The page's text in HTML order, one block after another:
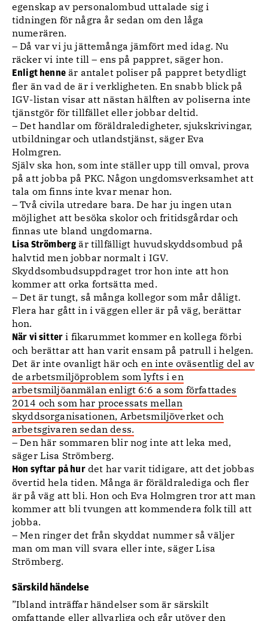
egenskap av personalombud uttalade sig i
tidningen för några år sedan om den låga
numerären.
– Då var vi ju jättemånga jämfört med idag. Nu
räcker vi inte till – ens på pappret, säger hon.
Enligt henneär antalet poliser på pappret betydligt
fler än vad de är i verkligheten. En snabb blick på
IGV-listan visar att nästan hälften av poliserna inte
tjänstgör för tillfället eller jobbar deltid.
– Det handlar om föräldraledigheter, sjukskrivingar,
utbildningar och utlandstjänst, säger Eva
Holmgren.
Själv ska hon, som inte ställer upp till omval, prova
på att jobba på PKC. Någon ungdomsverksamhet att
tala om finns inte kvar menar hon.
– Två civila utredare bara. De har ju ingen utan
möjlighet att besöka skolor och fritidsgårdar och
finnas ute bland ungdomarna.
Lisa Strömberg är tillfälligt huvudskyddsombud på
halvtid men jobbar normalt i IGV.
Skyddsombudsuppdraget tror hon inte att hon
kommer att orka fortsätta med.
– Det är tungt, så många kollegor som mår dåligt.
Flera har gått in i väggen eller är på väg, berättar
hon.
När vi sitter i fikarummet kommer en kollega förbi
och berättar att han varit ensam på patrull i helgen.
Det är inte ovanligt här och en inte oväsentlig del av
de arbetsmiljöproblem som lyfts i en
arbetsmiljöanmälan enligt 6:6 a som författades
2014 och som har processats mellan
skyddsorganisationen, Arbetsmiljöverket och
arbetsgivaren sedan dess.
– Den här sommaren blir nog inte att leka med,
säger Lisa Strömberg.
Hon syftar på hurdet har varit tidigare, att det jobbas
övertid hela tiden. Många är föräldralediga och fler
är på väg att bli. Hon och Eva Holmgren tror att man
kommer att bli tvungen att kommendera folk till att
jobba.
– Men ringer det från skyddat nummer så väljer
man om man vill svara eller inte, säger Lisa
Strömberg.
Särskild händelse
”Ibland inträffar händelser som är särskilt
omfattande eller allvarliga och går utöver den